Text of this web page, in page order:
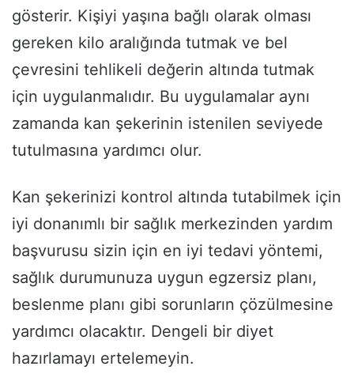
gösterir. Kişiyi yaşına bağlı olarak olması
gereken kilo aralığında tutmak ve bel
çevresini tehlikeli değerin altında tutmak
için uygulanmalıdır. Bu uygulamalar aynı
zamanda kan şekerinin istenilen seviyede
tutulmasına yardımcı olur.
Kan şekerinizi kontrol altında tutabilmek için
iyi donanımlı bir sağlık merkezinden yardım
başvurusu sizin için en iyi tedavi yöntemi,
sağlık durumunuza uygun egzersiz planı,
beslenme planı gibi sorunların çözülmesine
yardımcı olacaktır. Dengeli bir diyet
hazırlamayı ertelemeyin.